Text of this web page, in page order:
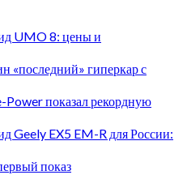
UMO 8: цены и
«последний» гиперкар с
показал рекордную
Geely EX5 EM-R для России:
показ